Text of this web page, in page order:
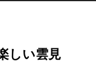
しい雲見